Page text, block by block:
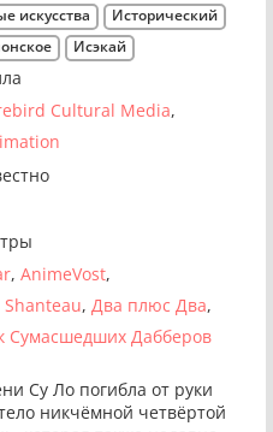
искусства
Исторический
Исэкай
Cultural Media
AnimeVost
Два плюс Два
Сумасшедших Дабберов
Су Ло погибла от руки
никчёмной четвёртой